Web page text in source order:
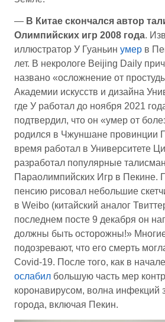
— В Китае скончался автор
Олимпийских игр 2008 года.
иллюстратор У Гуаньин умер в
лет. В некрологе Beijing Daily
названо «осложнение от
Академии искусств и дизайна
где У работал до ноября 2021
подтвердил, что он «умер от
родился в Чжуншане провинции
время работал в Университете
разработал популярные
Параолимпийских Игр в Пекине.
пенсию рисовал небольшие
в Weibo (китайский аналог
последнем посте 9 декабря он
должны быть осторожны!»
подозревают, что его смерть
Covid-19. После того, как в
ослабил большую часть мер
коронавирусом, волна инфекций
города, включая Пекин.